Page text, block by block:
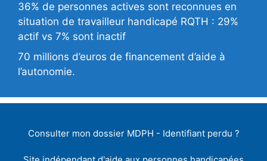
36% de personnes actives sont reconnues en
situation de travailleur handicapé RQTH : 29%
actif vs 7% sont inactif
70 millions d’euros de financement d’aide à
l’autonomie.
Consulter mon dossier MDPH - Identifiant perdu ?